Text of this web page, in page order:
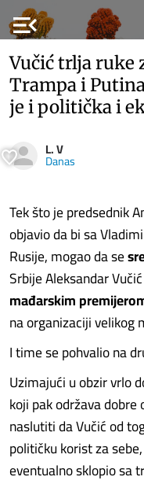
menu_open
Vučić trlja ruke
Trampa i
je i politička i
L. V
Danas
Tek što je predsednik
objavio da bi sa
Rusije, mogao da se
Srbije Aleksandar
mađarskim
na organizaciji velikog
I time se pohvalio na
Uzimajući u obzir vrlo
koji pak održava
naslutiti da Vučić od
političku korist za
eventualno sklopio sa